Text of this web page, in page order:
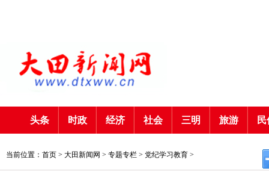
头条 时政 经济 社会 三明 旅游
当前位置：首页 > 大田新闻网 > 专题专栏 > 党纪学习教育 >